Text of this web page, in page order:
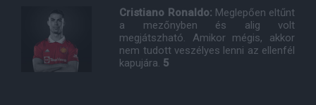
Cristiano Ronaldo: Meglepően eltűnt
a mezőnyben és alig volt
megjátszható. Amikor mégis, akkor
nem tudott veszélyes lenni az ellenfél
kapujára. 5